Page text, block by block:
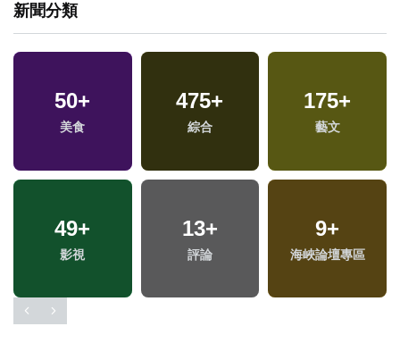
新聞分類
50+
美食
475+
綜合
175+
藝文
49+
影視
13+
評論
9+
海峽論壇專區